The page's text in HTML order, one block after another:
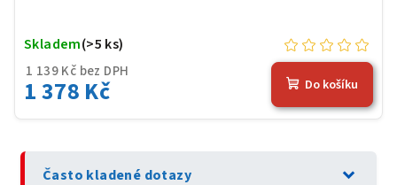
1 139 Kč bez DPH
1 378 Kč
Skladem(>5 ks)
Do košíku
Často kladené dotazy expand_more